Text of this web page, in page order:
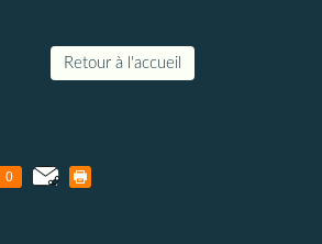
Retour à l'accueil
0